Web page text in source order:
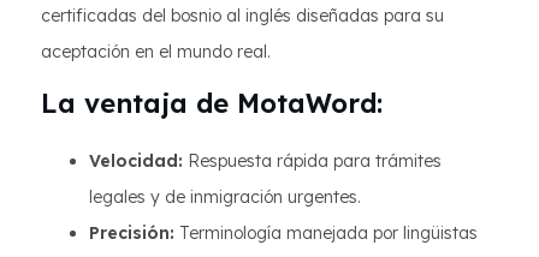
certificadas del bosnio al inglés diseñadas para su
aceptación en el mundo real.
La ventaja de MotaWord:
Velocidad: Respuesta rápida para trámites
legales y de inmigración urgentes.
Precisión: Terminología manejada por lingüistas